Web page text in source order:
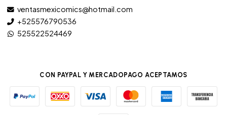
ventasmexicomics@hotmail.com
+525576790536
525522524469
CON PAYPAL Y MERCADOPAGO ACEPTAMOS